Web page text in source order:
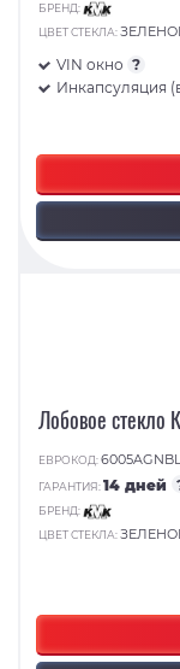
БРЕНД:
ЦВЕТ СТЕКЛА:
VIN окно ?
Инкапсуляция
Лобовое стекло
ЕВРОКОД:6005AGNBL
ГАРАНТИЯ:14 дней
БРЕНД:
ЦВЕТ СТЕКЛА: